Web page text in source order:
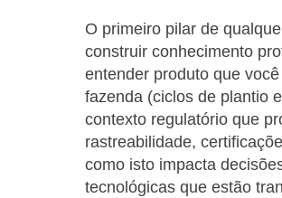
O primeiro pilar de
construir conhecimento
entender produto que
fazenda (ciclos de plantio
contexto regulatório que
rastreabilidade,
como isto impacta
tecnológicas que estão